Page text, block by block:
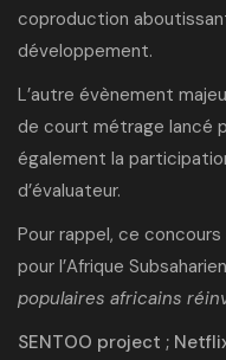
coproduction
développement.
L’autre évènement
de court métrage lancé
également la
d’évaluateur.
Pour rappel, ce
pour l’Afrique
populaires africains
SENTOO project ;